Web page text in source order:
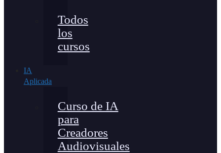
Todos
los
cursos
IA
Aplicada
Curso de IA
para
Creadores
Audiovisuales